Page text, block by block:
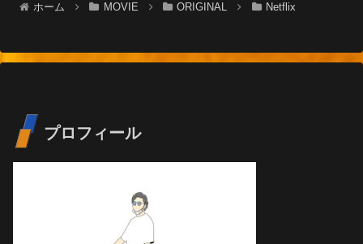
ホーム MOVIE ORIGINAL Netflix
プロフィール